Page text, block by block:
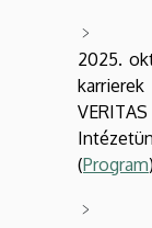
2025.
(Program)